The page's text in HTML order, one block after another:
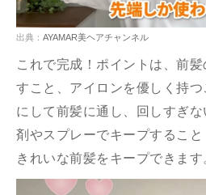
出典： AYAMAR美ヘアチャンネル
これで完成！ポイントは、前
すこと、アイロンを優しく持
にして前髪に通し、回しすぎ
剤やスプレーでキープするこ
きれいな前髪をキープできます